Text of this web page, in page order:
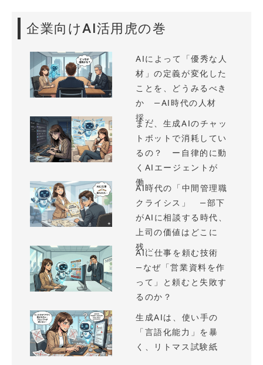
企業向けAI活用虎の巻
AIによって「優秀な人
材」の定義が変化した
ことを、どうみるべき
か —AI時代の人材
採...
まだ、生成AIのチャッ
トボットで消耗してい
るの？ ー自律的に動
くAIエージェントが
働...
AI時代の「中間管理職
クライシス」 —部下
がAIに相談する時代、
上司の価値はどこに
残...
AIに仕事を頼む技術
—なぜ「営業資料を作
って」と頼むと失敗す
るのか？
生成AIは、使い手の
「言語化能力」を暴
く、リトマス試験紙